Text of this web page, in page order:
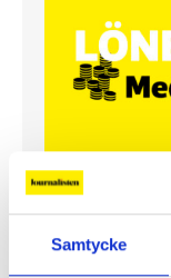
Samtycke
Så mycket
Så mycket